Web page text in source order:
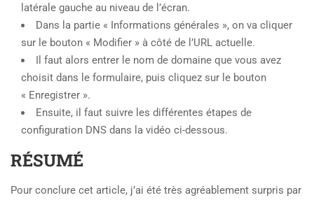
latérale gauche au niveau de l’écran.
Dans la partie « Informations générales », on va cliquer
sur le bouton « Modifier » à côté de l’URL actuelle.
Il faut alors entrer le nom de domaine que vous avez
choisit dans le formulaire, puis cliquez sur le bouton
« Enregistrer ».
Ensuite, il faut suivre les différentes étapes de
configuration DNS dans la vidéo ci-dessous.
RÉSUMÉ
Pour conclure cet article, j’ai été très agréablement surpris par